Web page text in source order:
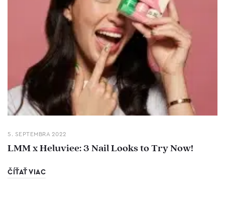
5. SEPTEMBRA 2022
LMM x Heluviee: 3 Nail Looks to Try Now!
ČÍŤAŤ VIAC